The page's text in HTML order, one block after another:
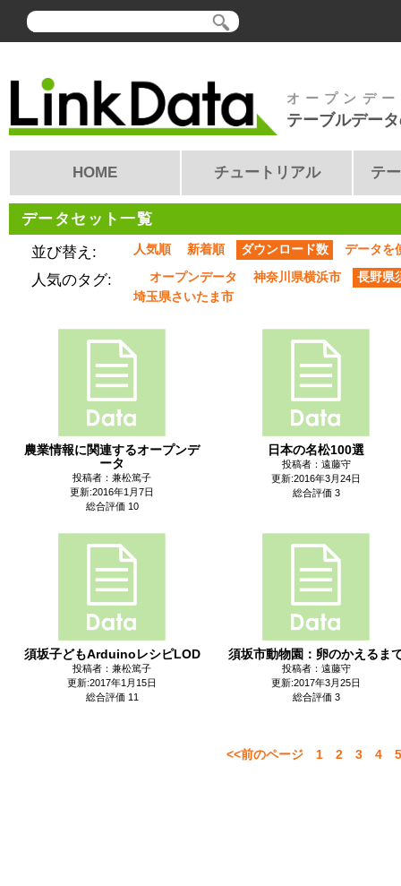
オープンデ
テーブルデー
HOME チュートリアル テ
データセット一覧
並び替え:
人気順 新着順 ダウンロード数 データを
人気のタグ: オープンデータ 神奈川県横浜市
長野県
埼玉県さいたま市
農業情報に関連するオープンデ
ータ
投稿者：兼松篤子
更新:2016年1月7日
総合評価 10
日本の名松100選
投稿者：遠藤守
更新:2016年3月24日
総合評価 3
須坂子どもArduinoレシピLOD
投稿者：兼松篤子
更新:2017年1月15日
総合評価 11
須坂市動物園：卵のかえるま
投稿者：遠藤守
更新:2017年3月25日
総合評価 3
<<前のページ 1 2 3 4 5